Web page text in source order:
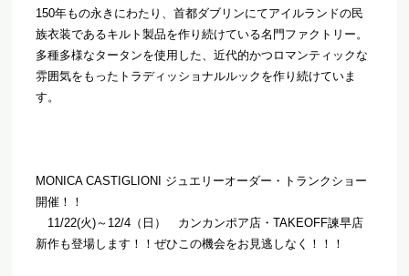
150年もの永きにわたり、 首都ダブリンにてアイルランドの民
族衣装であるキルト製品を作り 続けている名門ファクトリー。
多種多様なタータンを使用した、 近代的かつロマンティックな
雰囲気をもったトラディッショナルルックを作り続けていま
す。
MONICA CASTIGLIONI ジュエリーオーダー・トランクショー
開催！！
11/22(火)～ 12/4（日） カンカンポア店・ TAKEOFF諫早店
新作も登場します！！ぜひこの機会をお見逃しなく！！！